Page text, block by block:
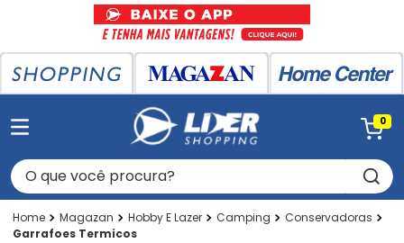
0
O que você procura?
Magazan Hobby E Lazer Camping
Conservadoras
Garrafoes Termicos